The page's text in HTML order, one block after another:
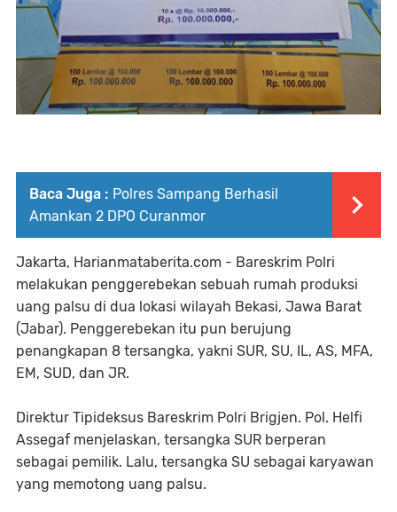
Baca Juga : Polres Sampang Berhasil
Amankan 2 DPO Curanmor
Jakarta, Harianmataberita.com - Bareskrim Polri
melakukan penggerebekan sebuah rumah produksi
uang palsu di dua lokasi wilayah Bekasi, Jawa Barat
(Jabar). Penggerebekan itu pun berujung
penangkapan 8 tersangka, yakni SUR, SU, IL, AS, MFA,
EM, SUD, dan JR.
Direktur Tipideksus Bareskrim Polri Brigjen. Pol. Helfi
Assegaf menjelaskan, tersangka SUR berperan
sebagai pemilik. Lalu, tersangka SU sebagai karyawan
yang memotong uang palsu.